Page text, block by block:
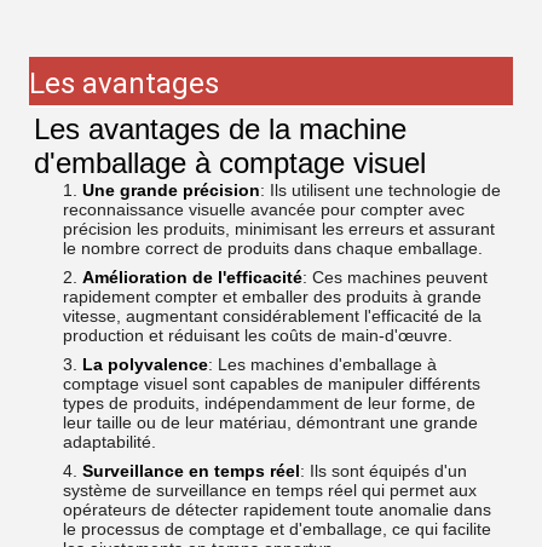
Les avantages
Les avantages de la machine
d'emballage à comptage visuel
Une grande précision: Ils utilisent une technologie de
reconnaissance visuelle avancée pour compter avec
précision les produits, minimisant les erreurs et assurant
le nombre correct de produits dans chaque emballage.
Amélioration de l'efficacité: Ces machines peuvent
rapidement compter et emballer des produits à grande
vitesse, augmentant considérablement l'efficacité de la
production et réduisant les coûts de main-d'œuvre.
La polyvalence: Les machines d'emballage à
comptage visuel sont capables de manipuler différents
types de produits, indépendamment de leur forme, de
leur taille ou de leur matériau, démontrant une grande
adaptabilité.
Surveillance en temps réel: Ils sont équipés d'un
système de surveillance en temps réel qui permet aux
opérateurs de détecter rapidement toute anomalie dans
le processus de comptage et d'emballage, ce qui facilite